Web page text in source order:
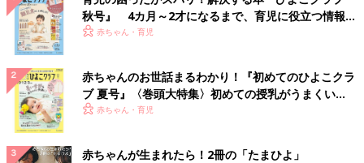
秋号』 4カ月～2才になるまで、育児に役立つ情報が
いっぱい！
赤ちゃん・育児
赤ちゃんのお世話まるわかり！『初めてのひよこクラ
ブ 夏号』〈巻頭大特集〉初めての授乳がうまくい
く！ おっぱい・ミルクの基本と夏のトラブル 解決テ
赤ちゃん・育児
赤ちゃんが生まれたら！2冊の「たまひよ」